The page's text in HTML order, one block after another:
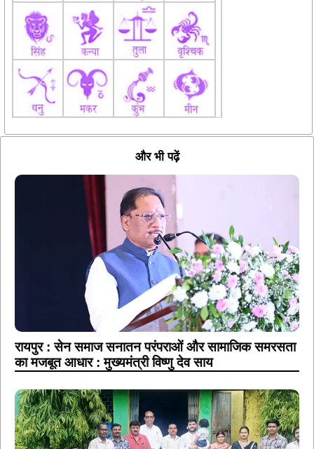
और भी पढ़ें
रायपुर : सेन समाज सनातन परंपराओं और सामाजिक समरसता
का मजबूत आधार : मुख्यमंत्री विष्णु देव साय